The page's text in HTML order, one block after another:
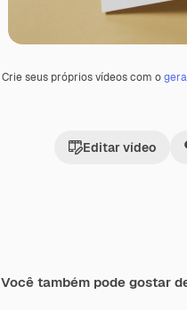
Crie seus próprios vídeos com o
Editar vídeo
Você também pode gostar